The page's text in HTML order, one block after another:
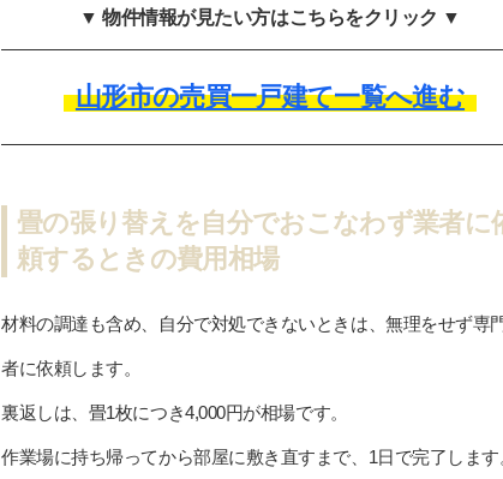
▼ 物件情報が見たい方はこちらをクリック ▼
山形市の売買一戸建て一覧へ進む
畳の張り替えを自分でおこなわず業者に
頼するときの費用相場
材料の調達も含め、自分で対処できないときは、無理をせず専
者に依頼します。
裏返しは、畳1枚につき4,000円が相場です。
作業場に持ち帰ってから部屋に敷き直すまで、1日で完了します